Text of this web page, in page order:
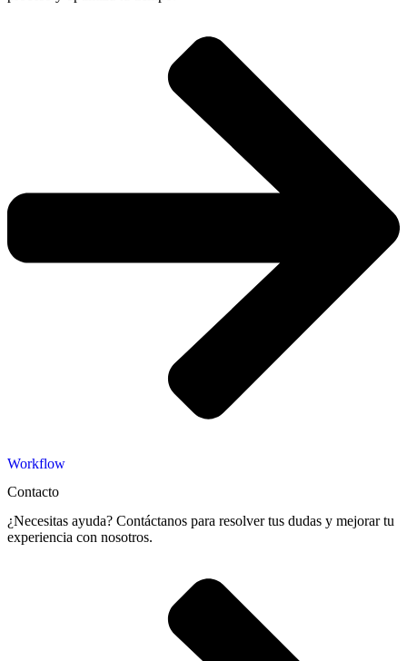
Workflow
Contacto
¿Necesitas ayuda? Contáctanos para resolver tus dudas y mejorar tu
experiencia con nosotros.